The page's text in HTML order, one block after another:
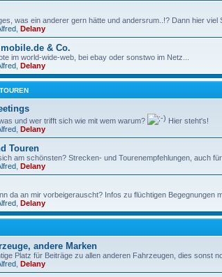
was ein anderer gern hätte und andersrum..!? Dann hier viel
Delany
& Co.
im world-wide-web, bei ebay oder sonstwo im Netz...
Delany
und wer trifft sich wie mit wem warum?
Hier steht's!
Delany
Touren
am schönsten? Strecken- und Tourenempfehlungen, auch für
Delany
da an mir vorbeigerauscht? Infos zu flüchtigen Begegnungen
Delany
andere Marken
Platz für Beiträge zu allen anderen Fahrzeugen, dies sonst
Delany